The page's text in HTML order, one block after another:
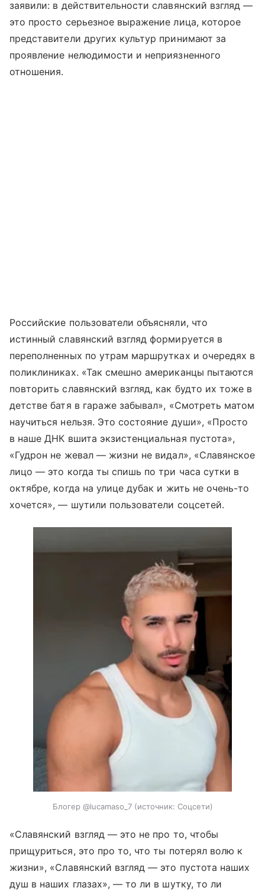
заявили: в действительности славянский взгляд —
это просто серьезное выражение лица, которое
представители других культур принимают за
проявление нелюдимости и неприязненного
отношения.
Российские пользователи объясняли, что
истинный славянский взгляд формируется в
переполненных по утрам маршрутках и очередях в
поликлиниках. «Так смешно американцы пытаются
повторить славянский взгляд, как будто их тоже в
детстве батя в гараже забывал», «Смотреть матом
научиться нельзя. Это состояние души», «Просто
в наше ДНК вшита экзистенциальная пустота»,
«Гудрон не жевал — жизни не видал», «Славянское
лицо — это когда ты спишь по три часа сутки в
октябре, когда на улице дубак и жить не очень-то
хочется», — шутили пользователи соцсетей.
Блогер @lucamaso_7 источник: Соцсети
«Славянский взгляд — это не про то, чтобы
прищуриться, это про то, что ты потерял волю к
жизни», «Славянский взгляд — это пустота наших
душ в наших глазах», — то ли в шутку, то ли